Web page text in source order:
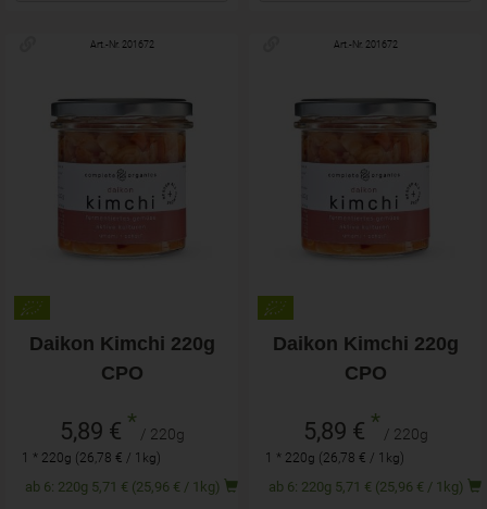
Art.-Nr. 201672
Daikon Kimchi 220g
CPO
5,89 € * / 220g
1 * 220g (26,78 € / 1kg)
ab 6: 220g 5,71 € (25,96 € / 1kg)
Art.-Nr. 201672
Daikon Kimchi 220g
CPO
5,89 € * / 220g
1 * 220g (26,78 € / 1kg)
ab 6: 220g 5,71 € (25,96 € / 1kg)